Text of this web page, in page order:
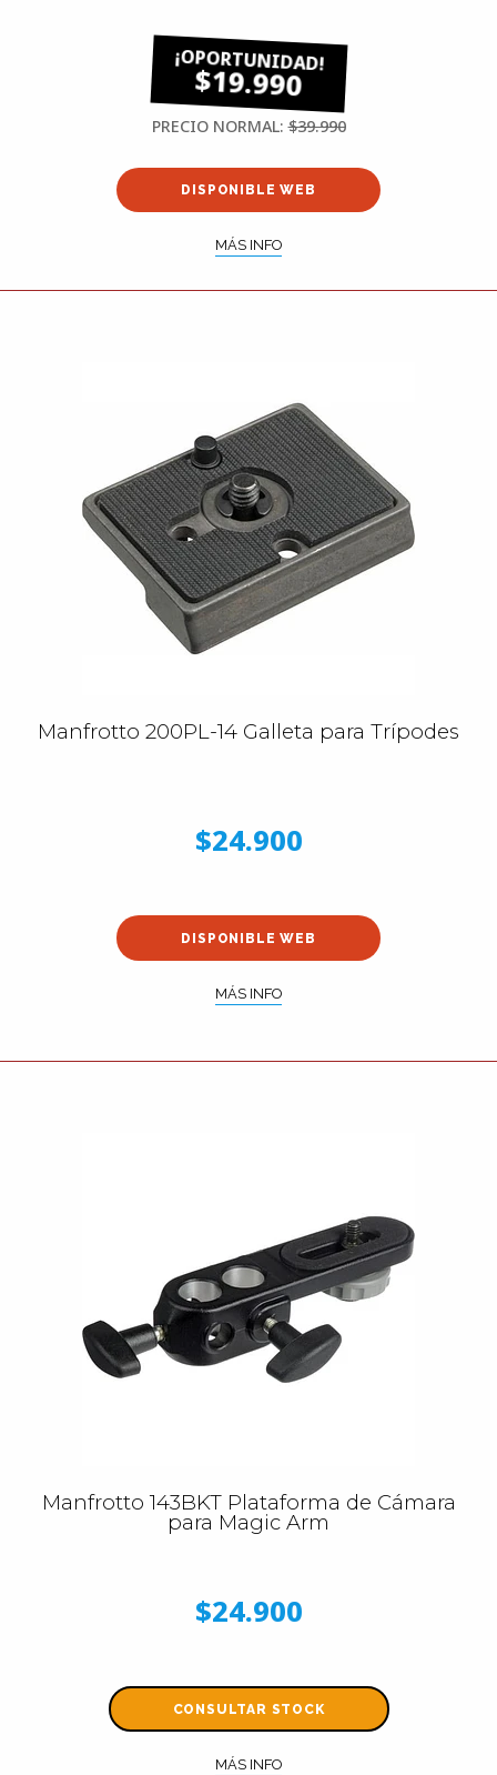
$19.990
PRECIO NORMAL:$39.990
DISPONIBLE WEB
MÁS INFO
Manfrotto 200PL-14 Galleta para Trípodes
$24.900
DISPONIBLE WEB
MÁS INFO
Manfrotto 143BKT Plataforma de Cámara
para Magic Arm
$24.900
CONSULTAR STOCK
MÁS INFO